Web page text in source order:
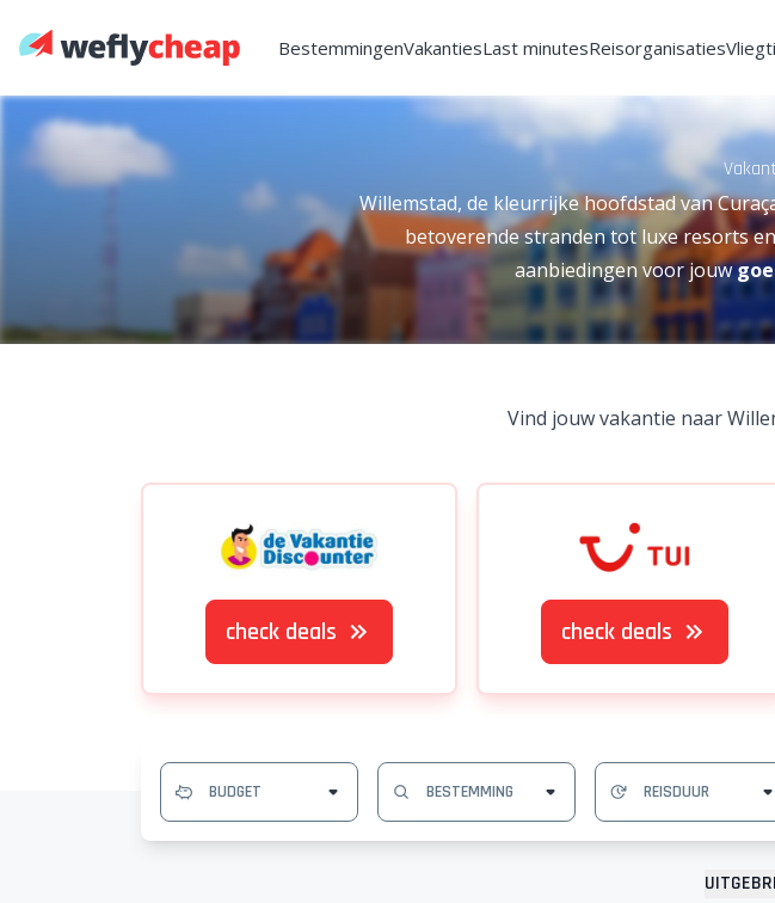
BestemmingenVakantiesLast minutesReisorganisaties
Willemstad, de kleurrijke hoofdstad van
betoverende stranden tot luxe resorts
aanbiedingen voor jouw
Vind jouw vakantie naar
check deals check deals